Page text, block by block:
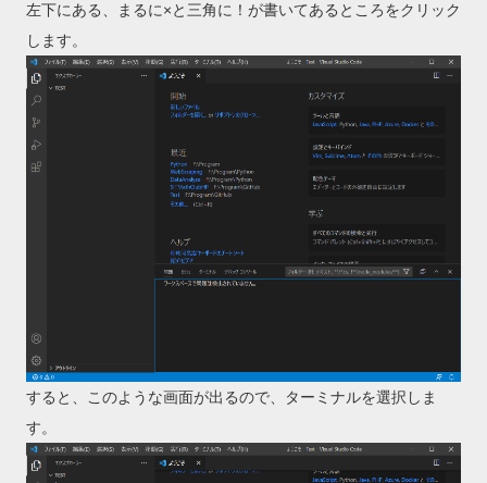
左下にある、まるに×と三角に！が書いてあるところをクリック
します。
すると、このような画面が出るので、ターミナルを選択しま
す。